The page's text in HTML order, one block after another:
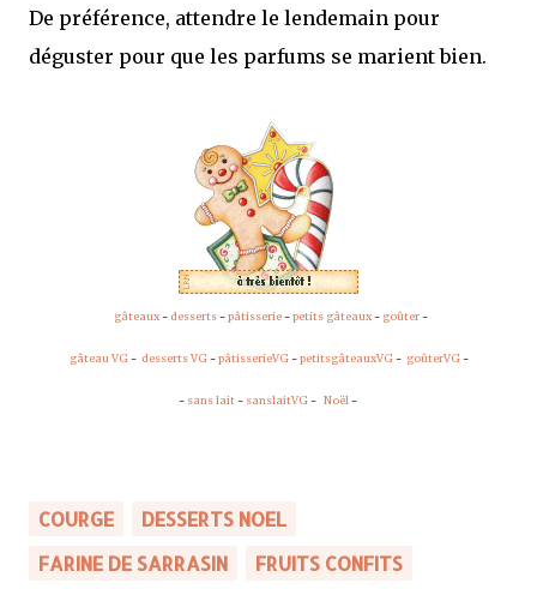
De préférence, attendre le lendemain pour
déguster pour que les parfums se marient bien.
gâteaux- desserts-pâtisserie-petits gâteaux- goûter-
gâteau VG- desserts VG-pâtisserieVG-petitsgâteauxVG- goûterVG-
- sans lait- sanslaitVG- Noël -
COURGE
DESSERTS NOEL
FARINE DE SARRASIN
FRUITS CONFITS